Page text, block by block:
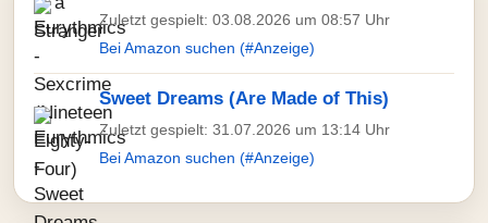
Zuletzt gespielt: 03.08.2026 um 08:57 Uhr
Bei Amazon suchen (#Anzeige)
Sweet Dreams (Are Made of This)
Zuletzt gespielt: 31.07.2026 um 13:14 Uhr
Bei Amazon suchen (#Anzeige)